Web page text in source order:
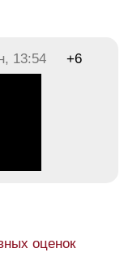
13:54 +6
оценок